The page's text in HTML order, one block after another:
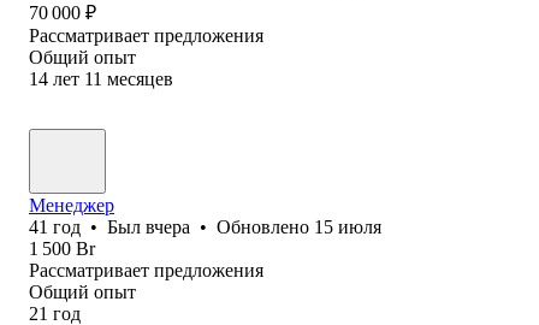
70 000 ₽
Рассматривает предложения
Общий опыт
14 лет 11 месяцев
Менеджер
41 год • Был вчера • Обновлено 15 июля
1 500 Br
Рассматривает предложения
Общий опыт
21 год